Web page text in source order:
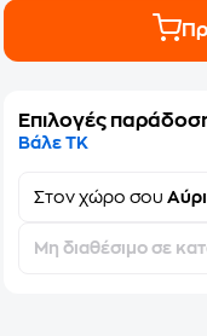
Επιλογές
Βάλε ΤΚ
Στονχώρο σου
Μη διαθέσιμο σε